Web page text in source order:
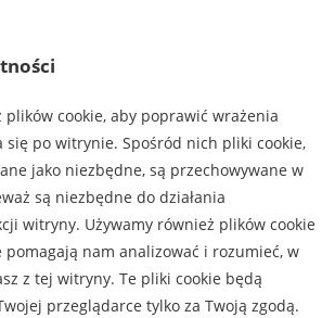
plików cookie, aby poprawić wrażenia
się po witrynie. Spośród nich pliki cookie,
jako niezbędne, są przechowywane w
są niezbędne do działania
witryny. Używamy również plików cookie
nam analizować i rozumieć, w
z tej witryny. Te pliki cookie będą
przeglądarce tylko za Twoją zgodą.